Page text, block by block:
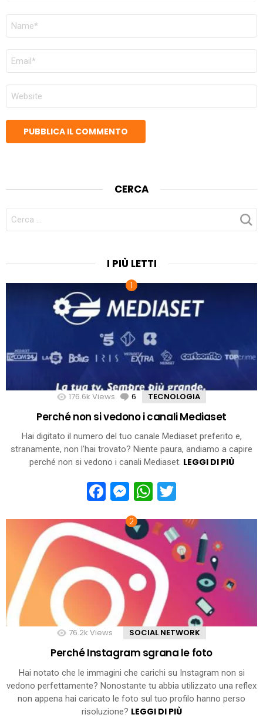
NOME
EMAIL
SITO
WEB
CERCA
CERCA
PER:
I PIÙ LETTI
176.6k Views 6 Comments
TECNOLOGIA
Perché non si vedono i canali Mediaset
Hai digitato il numero del tuo canale Mediaset preferito e,
stranamente, non l’hai trovato? Niente paura, andiamo a capire
perché non si vedono i canali Mediaset. LEGGI DI PIÙ
Facebook
Messenger
WhatsApp
76.2k Views SOCIAL NETWORK
Perché Instagram sgrana le foto
Hai notato che le immagini che carichi su Instagram non si
vedono perfettamente? Nonostante tu abbia utilizzato una reflex
non appena hai caricato le foto sul tuo profilo hanno perso
risoluzione? LEGGI DI PIÙ